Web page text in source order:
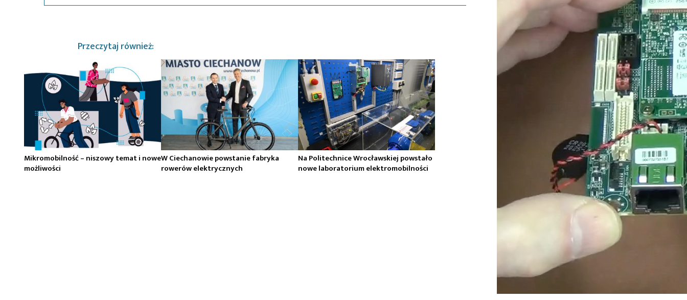
Przeczytaj również:
Mikromobilność – niszowy temat i nowe
możliwości
W Ciechanowie powstanie fabryka
rowerów elektrycznych
Na Politechnice Wrocławskiej powstało
nowe laboratorium elektromobilności